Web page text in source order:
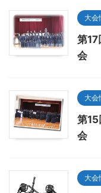
大会
第
会
大会
第
会
大会